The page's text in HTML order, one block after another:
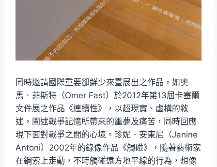
同時邀請國際重要卻鮮少來臺展出之作品，如奧
馬．菲斯特（Omer Fast）於2012年第13屆卡塞爾
文件展之作品《連續性》，以超現實、虛構的敘
述，闡述戰爭記憶所帶來的噩夢及痛苦，同時回應
現下面對戰爭之間的心境。珍妮．安東尼（Janine
Antoni）2002年的錄像作品《觸碰》，隨著藝術家
在鋼索上走動，不時觸碰遠方地平線的行為，想像